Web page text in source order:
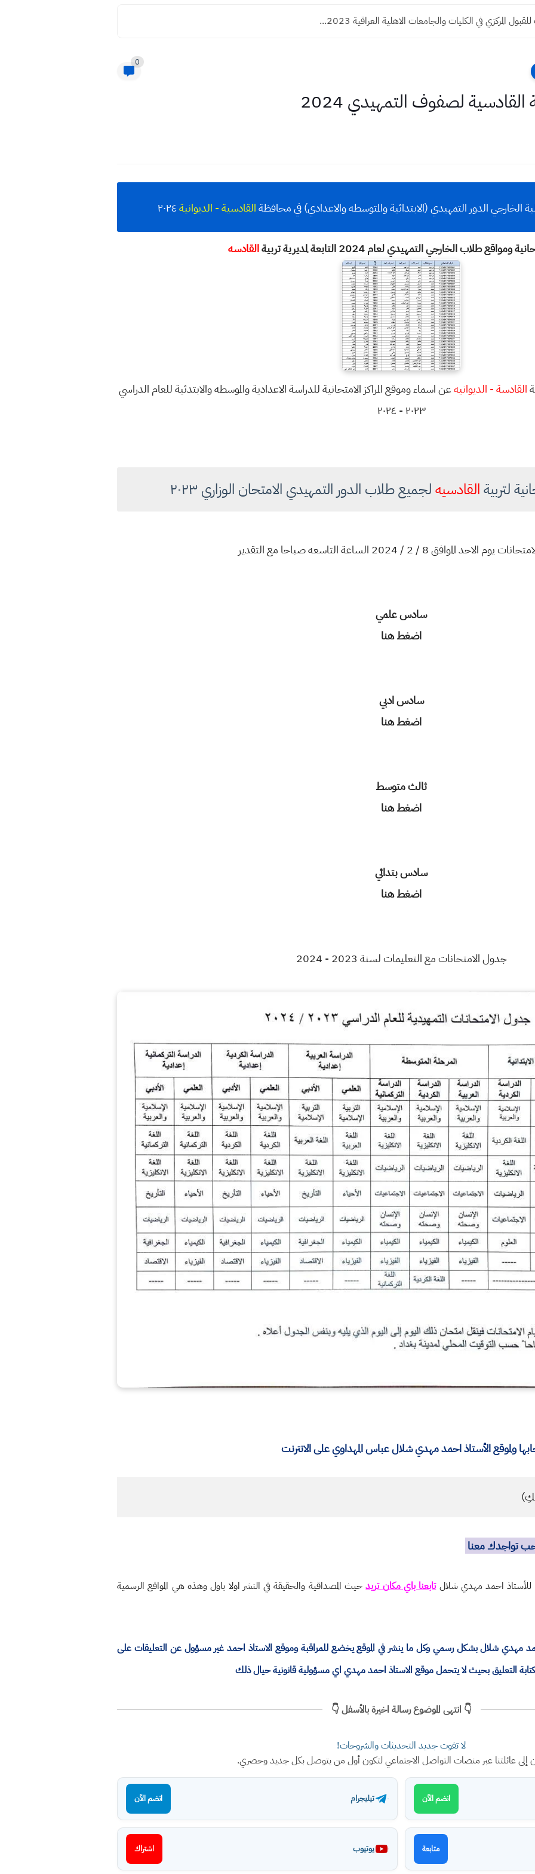
المركزي في الكليات والجامعات الاهلية العراقية 2023...
0
لصفوف التمهيدي 2024
الخارجي الدور التمهيدي (الابتدائية والمتوسطه والاعدادي) في محافظةالقادسية - الديوانية٢٠٢٤
ومواقع طلاب الخارجي التمهيدي لعام 2024 التابعة لمديرية تربية القادسه
القادسة - الديوانيهعن اسماء وموقع المراكز الامتحانية للدراسة الاعدادية والموسطه والابتدئية للعام الدراسي
٢٠٢٣ - ٢٠٢٤
لتربيةالقادسيهلجميع طلاب الدور التمهيدي الامتحان الوزاري ٢٠٢٣
الاحد الموافق 8 / 2 / 2024 الساعة التاسعه صباحا مع التقدير
سادس علمي
اضغط هنا
سادس ادبي
اضغط هنا
ثالث متوسط
اضغط هنا
سادس بتدائي
اضغط هنا
جدول الامتحانات مع التعليمات لسنة 2023 - 2024
ولموقع الأستاذ احمد مهدي شلال عباس المهداوي على الانترنت
تواجدك معنا
للأستاذ احمد مهدي شلالتابعنا باي مكان تريدحيث المصداقية والحقيقة في النشر اولا باول وهذه هي المواقع الرسمية
احمد مهدي شلال بشكل رسمي وكل ما ينشر في الموقع يخضع للمراقبة وموقع الاستاذ احمد غير مسؤول عن التعليقات على
التعليق بحيث لا يتحمل موقع الاستاذ احمد مهدي اي مسؤولية قانونية حيال ذلك
👇 انتهى الموضوع رسالة اخيرة بالأسفل 👇
لا تفوت جديد التحديثات والشروحات!
إلى عائلتنا عبر منصات التواصل الاجتماعي لتكون أول من يتوصل بكل جديد وحصري.
انضم الآن تيليجرام انضم الآن
متابعة يوتيوب اشتراك